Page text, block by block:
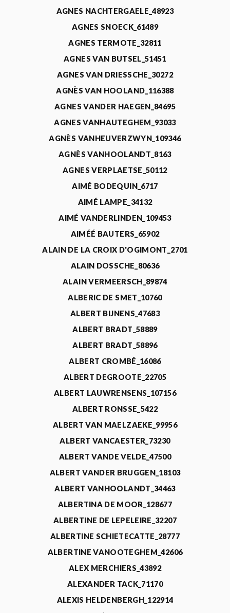
AGNES NACHTERGAELE_48923
AGNES SNOECK_61489
AGNES TERMOTE_32811
AGNES VAN BUTSEL_51451
AGNES VAN DRIESSCHE_30272
AGNÈS VAN HOOLAND_116388
AGNES VANDER HAEGEN_84695
AGNES VANHAUTEGHEM_93033
AGNÈS VANHEUVERZWYN_109346
AGNÈS VANHOOLANDT_8163
AGNES VERPLAETSE_50112
AIMÉ BODEQUIN_6717
AIMÉ LAMPE_34132
AIMÉ VANDERLINDEN_109453
AIMÉÉ BAUTERS_65902
ALAIN DE LA CROIX D'OGIMONT_2701
ALAIN DOSSCHE_80636
ALAIN VERMEERSCH_89874
ALBERIC DE SMET_10760
ALBERT BIJNENS_47683
ALBERT BRADT_58889
ALBERT BRADT_58896
ALBERT CROMBÉ_16086
ALBERT DEGROOTE_22705
ALBERT LAUWRENSENS_107156
ALBERT RONSSE_5422
ALBERT VAN MAELZAEKE_99956
ALBERT VANCAESTER_73230
ALBERT VANDE VELDE_47500
ALBERT VANDER BRUGGEN_18103
ALBERT VANHOOLANDT_34463
ALBERTINA DE MOOR_128677
ALBERTINE DE LEPELEIRE_32207
ALBERTINE SCHIETECATTE_28777
ALBERTINE VANOOTEGHEM_42606
ALEX MERCHIERS_43892
ALEXANDER TACK_71170
ALEXIS HELDENBERGH_122914